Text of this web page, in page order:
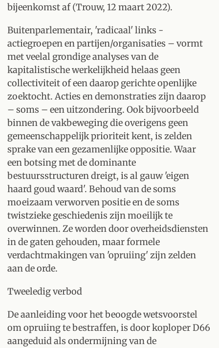
bijeenkomst af (Trouw, 12 maart 2022).
Buitenparlementair, 'radicaal' links -
actiegroepen en partijen/organisaties – vormt
met veelal grondige analyses van de
kapitalistische werkelijkheid helaas geen
collectiviteit of een daarop gerichte openlijke
zoektocht. Acties en demonstraties zijn daarop
– soms – een uitzondering. Ook bijvoorbeeld
binnen de vakbeweging die overigens geen
gemeenschappelijk prioriteit kent, is zelden
sprake van een gezamenlijke oppositie. Waar
een botsing met de dominante
bestuursstructuren dreigt, is al gauw 'eigen
haard goud waard'. Behoud van de soms
moeizaam verworven positie en de soms
twistzieke geschiedenis zijn moeilijk te
overwinnen. Ze worden door overheidsdiensten
in de gaten gehouden, maar formele
verdachtmakingen van 'opruiing' zijn zelden
aan de orde.
Tweeledig verbod
De aanleiding voor het beoogde wetsvoorstel
om opruiing te bestraffen, is door koploper D66
aangeduid als ondermijning van de